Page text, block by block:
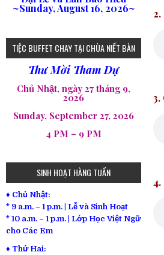
2.
3.
4.
~Sunday, August 16, 2026~
TIỆC BUFFET CHAY TẠI CHÙA NIẾT BÀN
Thư Mời Tham Dự
Chủ Nhật, ngày 27 tháng 9,
2026
Sunday, September 27, 2026
4 PM – 9 PM
SINH HOẠT HÀNG TUẦN
♦ Chủ Nhật:
* 9 a.m. – 1 p.m. | Lễ và Sinh Hoạt
* 10 a.m. – 1 p.m. | Lớp Học Việt Ngữ
cho Các Em
♦ Thứ Hai: